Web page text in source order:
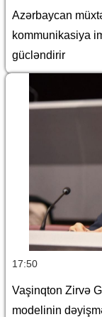
Azərbaycan
kommunikasiya
gücləndirir
17:50
Vaşinqton Zirvə
modelinin